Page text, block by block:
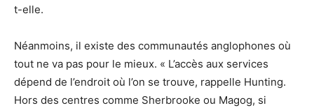
t-elle.
Néanmoins, il existe des communautés anglophones où
tout ne va pas pour le mieux. « L’accès aux services
dépend de l’endroit où l’on se trouve, rappelle Hunting.
Hors des centres comme Sherbrooke ou Magog, si